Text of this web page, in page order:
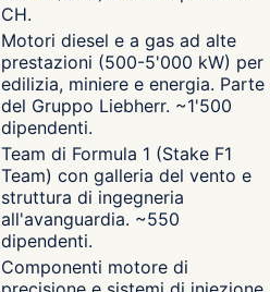
CH.
Motori diesel e a gas ad alte
prestazioni (500-5'000 kW) per
edilizia, miniere e energia. Parte
del Gruppo Liebherr. ~1'500
dipendenti.
Team di Formula 1 (Stake F1
Team) con galleria del vento e
struttura di ingegneria
all'avanguardia. ~550
dipendenti.
Componenti motore di